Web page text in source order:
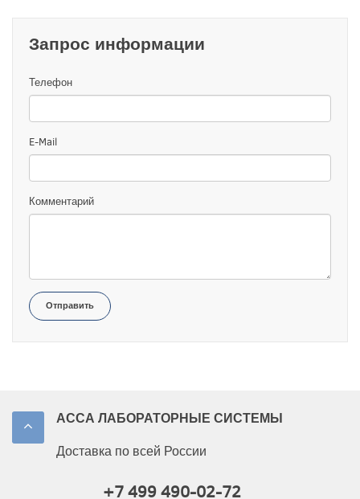
Запрос информации
Телефон
E-Mail
Комментарий
Отправить
АССА ЛАБОРАТОРНЫЕ СИСТЕМЫ
Доставка по всей России
+7 499 490-02-72